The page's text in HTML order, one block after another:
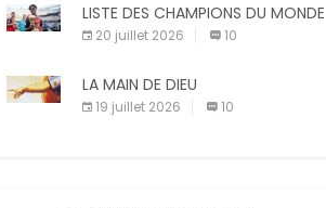
LISTE DES CHAMPIONS DU MONDE
20 juillet 2026 10
LA MAIN DE DIEU
19 juillet 2026 10